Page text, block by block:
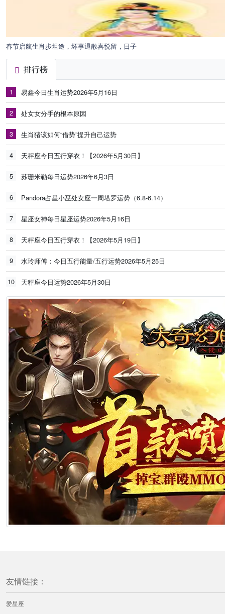
春节启航生肖步坦途，坏事退散喜悦留，日子
排行榜
1 易鑫今日生肖运势2026年5月16日
2 处女女分手的根本原因
3 生肖猪该如何“借势”提升自己运势
4 天秤座今日五行穿衣！【2026年5月30日】
5 苏珊米勒每日运势2026年6月3日
6 Pandora占星小巫处女座一周塔罗运势（6.8-6.14）
7 星座女神每日星座运势2026年5月16日
8 天秤座今日五行穿衣！【2026年5月19日】
9 水玲师傅：今日五行能量/五行运势2026年5月25日
10 天秤座今日运势2026年5月30日
友情链接：
爱星座